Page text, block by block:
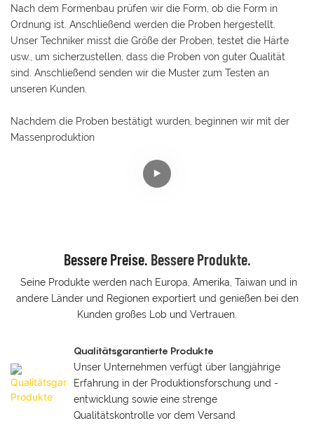
Nach dem Formenbau prüfen wir die Form, ob die Form in
Ordnung ist. Anschließend werden die Proben hergestellt.
Unser Techniker misst die Größe der Proben, testet die Härte
usw., um sicherzustellen, dass die Proben von guter Qualität
sind. Anschließend senden wir die Muster zum Testen an
unseren Kunden.
Nachdem die Proben bestätigt wurden, beginnen wir mit der
Massenproduktion
Bessere Preise. Bessere Produkte.
Seine Produkte werden nach Europa, Amerika, Taiwan und in
andere Länder und Regionen exportiert und genießen bei den
Kunden großes Lob und Vertrauen.
Qualitätsgarantierte Produkte
Unser Unternehmen verfügt über langjährige
Erfahrung in der Produktionsforschung und -
entwicklung sowie eine strenge
Qualitätskontrolle vor dem Versand